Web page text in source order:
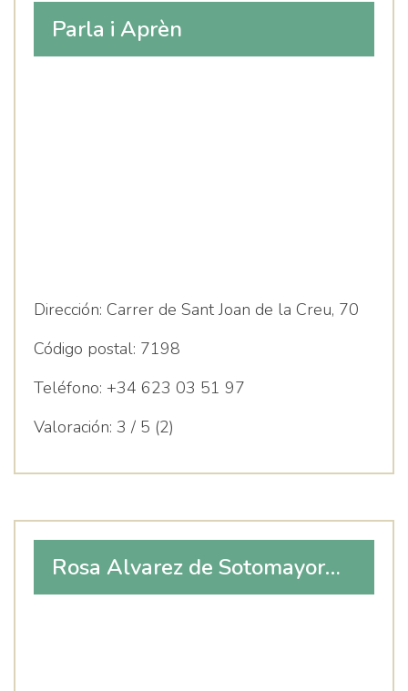
Parla i Aprèn
Dirección: Carrer de Sant Joan de la Creu, 70
Código postal: 7198
Teléfono: +34 623 03 51 97
Valoración: 3 / 5 (2)
Rosa Alvarez de Sotomayor